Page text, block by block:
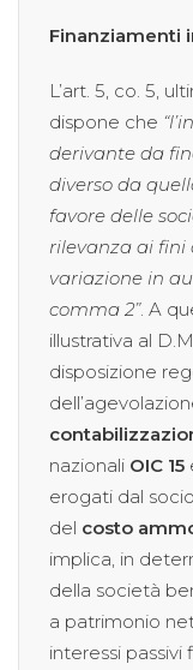
Finanziamenti
L’art. 5, co. 5,
dispone che
derivante da
diverso da
favore delle
rilevanza ai
variazione in
comma 2”. A
illustrativa al
disposizione
nazionali OIC 15
erogati dal
del costo
implica, in
della società
a patrimonio
interessi